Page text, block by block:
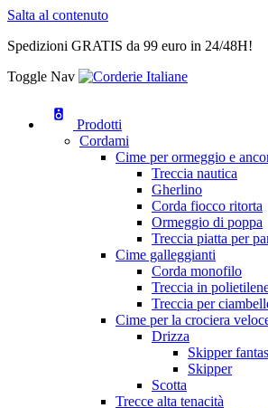
Salta al contenuto
Spedizioni GRATIS da 99 euro in 24/48H!
Toggle Nav
Prodotti
Cordami
Cime per ormeggio e
Treccia nautica
Gherlino
Corda fiocco ritorta
Ormeggio di poppa
Treccia piatta per
Cime galleggianti
Corda monofilo
Treccia in
Treccia per
Cime per la crociera
Drizza
Skipper
Skipper
Scotta
Trecce alta tenacità